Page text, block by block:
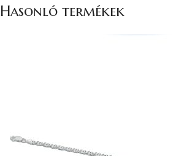
Hasonló termékek